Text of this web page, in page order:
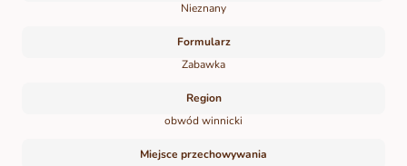
Nieznany
Formularz
Zabawka
Region
obwód winnicki
Miejsce przechowywania